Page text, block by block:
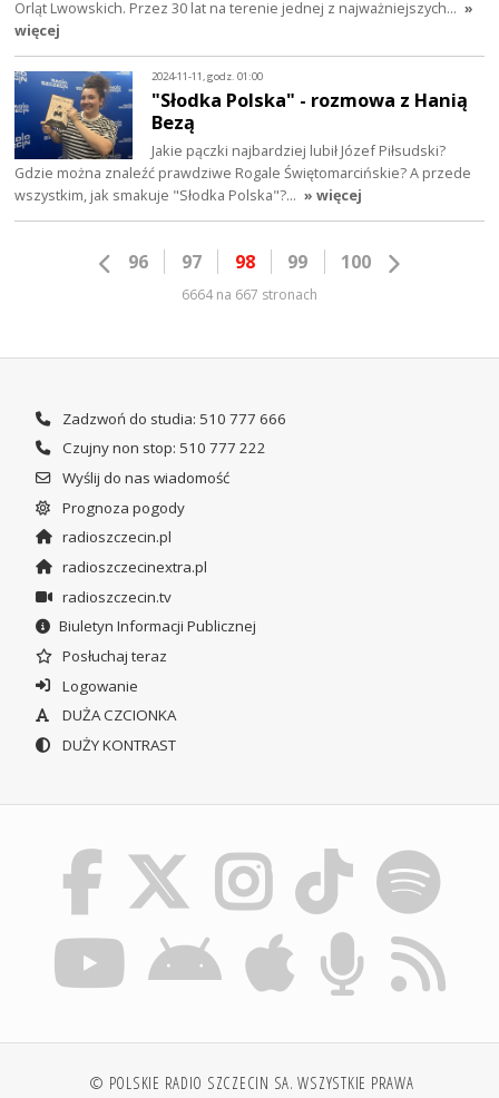
Orląt Lwowskich. Przez 30 lat na terenie jednej z najważniejszych… »
więcej
2024-11-11, godz. 01:00
"Słodka Polska" - rozmowa z Hanią
Bezą
Jakie pączki najbardziej lubił Józef Piłsudski?
Gdzie można znaleźć prawdziwe Rogale Świętomarcińskie? A przede
wszystkim, jak smakuje "Słodka Polska"?… » więcej
96 97 98 99 100
6664 na 667 stronach
Zadzwoń do studia: 510 777 666
Czujny non stop: 510 777 222
Wyślij do nas wiadomość
Prognoza pogody
radioszczecin.pl
radioszczecinextra.pl
radioszczecin.tv
Biuletyn Informacji Publicznej
Posłuchaj teraz
Logowanie
DUŻA CZCIONKA
DUŻY KONTRAST
© POLSKIE RADIO SZCZECIN SA. WSZYSTKIE PRAWA